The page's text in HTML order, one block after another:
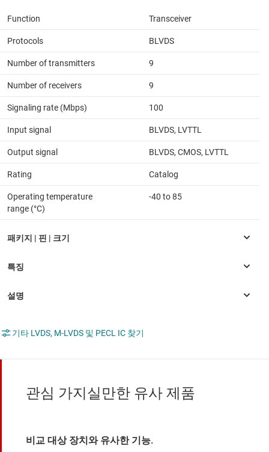
Function Transceiver
Protocols BLVDS
Number of transmitters 9
Number of receivers 9
Signaling rate (Mbps) 100
Input signal BLVDS, LVTTL
Output signal BLVDS, CMOS, LVTTL
Rating Catalog
Operating temperature
range (°C)
-40 to 85
기타 LVDS, M-LVDS 및 PECL IC 찾기
관심 가지실만한 유사 제품
비교 대상 장치와 유사한 기능.